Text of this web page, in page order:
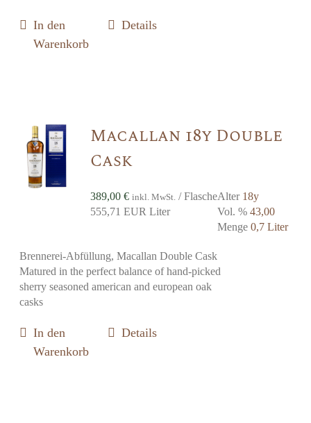
In den
Warenkorb
Details
Macallan 18y Double
Cask
389,00€ inkl. MwSt. / Flasche
555,71 EUR Liter
Alter 18y
Vol. %43,00
Menge0,7 Liter
Brennerei-Abfüllung, Macallan Double Cask
Matured in the perfect balance of hand-picked
sherry seasoned american and european oak
casks
In den
Warenkorb
Details